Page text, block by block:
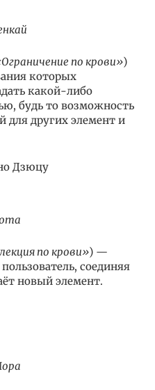
по крови»)
которых
какой-либо
будь то возможность
для других элемент и
Дзюцу
по крови») —
соединяя
новый элемент.